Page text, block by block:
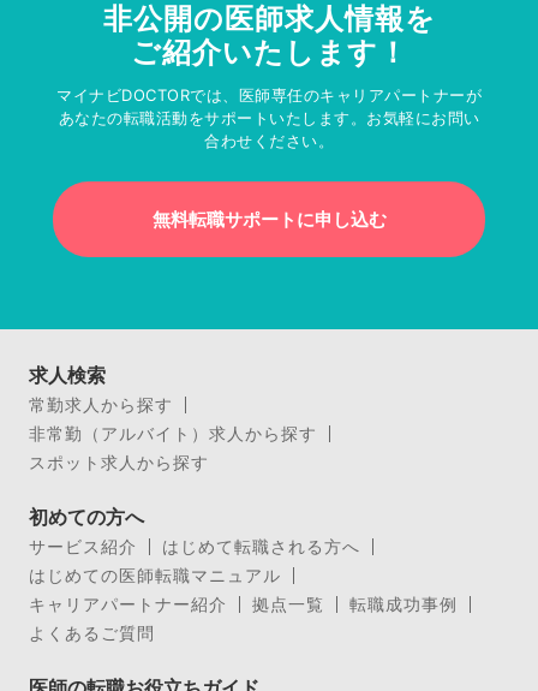
非公開の医師求人情報を
ご紹介いたします！
マイナビDOCTORでは、医師専任のキャリアパートナーが
あなたの転職活動をサポートいたします。お気軽にお問い
合わせください。
無料転職サポートに申し込む
求人検索
常勤求人から探す
非常勤（アルバイト）求人から探す
スポット求人から探す
初めての方へ
サービス紹介
はじめて転職される方へ
はじめての医師転職マニュアル
キャリアパートナー紹介
拠点一覧
転職成功事例
よくあるご質問